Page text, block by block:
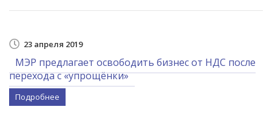
23 апреля 2019
МЭР предлагает освободить бизнес от НДС после
перехода с «упрощёнки»
Подробнее